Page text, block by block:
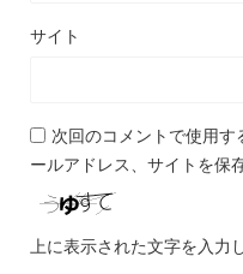
サイト
次回のコメントで使用す
ールアドレス、サイトを保
上に表示された文字を入力